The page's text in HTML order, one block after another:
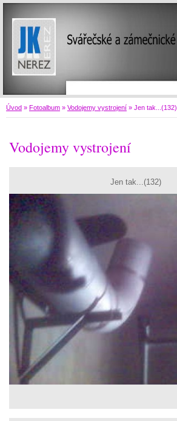
Úvod » Fotoalbum » Vodojemy vystrojení » Jen tak...(132)
Vodojemy vystrojení
Jen tak...(132)